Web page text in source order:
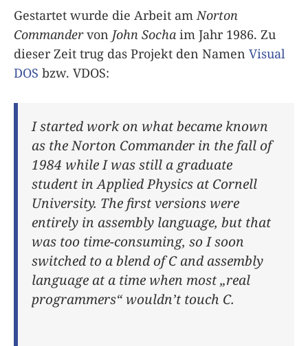
Gestartet wurde die Arbeit am Norton
Commandervon John Socha im Jahr 1986. Zu
dieser Zeit trug das Projekt den Namen Visual
DOS bzw. VDOS:
I started work on what became known
as the Norton Commander in the fall of
1984 while I was still a graduate
student in Applied Physics at Cornell
University. The first versions were
entirely in assembly language, but that
was too time-consuming, so I soon
switched to a blend of C and assembly
language at a time when most „real
programmers“ wouldn’t touch C.